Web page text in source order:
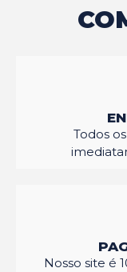
Todos
Nosso site é